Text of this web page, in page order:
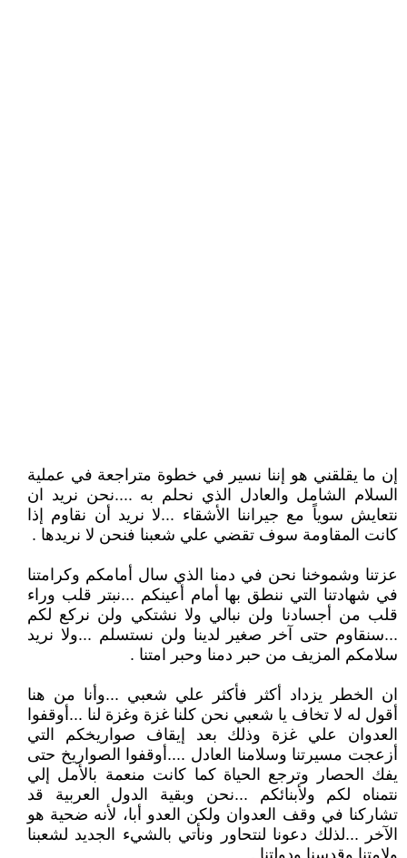
إن ما يقلقني هو إننا نسير في خطوة متراجعة في عملية
السلام الشامل والعادل الذي نحلم به ....نحن نريد ان
نتعايش سوياً مع جيراننا الأشقاء ...لا نريد أن نقاوم إذا
كانت المقاومة سوف تقضي علي شعبنا فنحن لا نريدها .
عزتنا وشموخنا نحن في دمنا الذي سال أمامكم وكرامتنا
في شهادتنا التي ننطق بها أمام أعينكم ...نبتر قلب وراء
قلب من أجسادنا ولن نبالي ولا نشتكي ولن نركع لكم
...سنقاوم حتى آخر صغير لدينا ولن نستسلم ...ولا نريد
سلامكم المزيف من حبر دمنا وحبر امتنا .
ان الخطر يزداد أكثر فأكثر علي شعبي ...وأنا من هنا
أقول له لا تخاف يا شعبي نحن كلنا غزة وغزة لنا ...أوقفوا
العدوان علي غزة وذلك بعد إيقاف صواريخكم التي
أزعجت مسيرتنا وسلامنا العادل ....أوقفوا الصواريخ حتى
يفك الحصار وترجع الحياة كما كانت منعمة بالأمل إلي
نتمناه لكم ولأبنائكم ...نحن وبقية الدول العربية قد
تشاركنا في وقف العدوان ولكن العدو أبا، لأنه ضحية هو
الآخر ...لذلك دعونا لنتحاور ونأتي بالشيء الجديد لشعبنا